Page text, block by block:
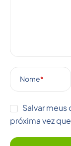
Nome*
Salvar
próxima vez